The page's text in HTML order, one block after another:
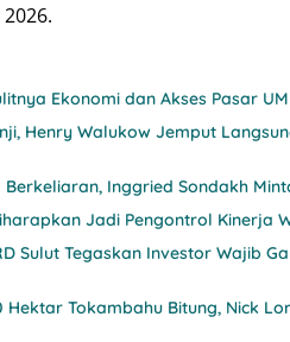
Ekonomi dan Akses Pasar
Henry Walukow Jemput
Inggried Sondakh
Jadi Pengontrol Kinerja
Sulut Tegaskan Investor Wajib
Hektar Tokambahu Bitung, Nick